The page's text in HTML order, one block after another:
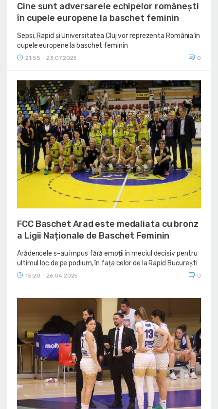
Cine sunt adversarele echipelor românești
în cupele europene la baschet feminin
Sepsi, Rapid și Universitatea Cluj vor reprezenta România în
cupele europene la baschet feminin
21:55 23.07.2025 0
FCC Baschet Arad este medaliata cu bronz
a Ligii Naționale de Baschet Feminin
Arădencele s-au impus fără emoții în meciul decisiv pentru
ultimul loc de pe podium, în fața celor de la Rapid București
15:20 26.04.2025 0